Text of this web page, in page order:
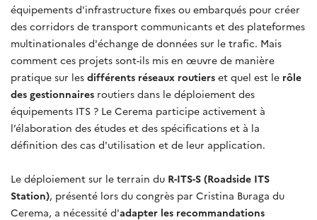
équipements d'infrastructure fixes ou embarqués pour créer
des corridors de transport communicants et des plateformes
multinationales d'échange de données sur le trafic. Mais
comment ces projets sont-ils mis en œuvre de manière
pratique sur les différents réseaux routiers et quel est le rôle
des gestionnaires routiers dans le déploiement des
équipements ITS ? Le Cerema participe activement à
l’élaboration des études et des spécifications et à la
définition des cas d'utilisation et de leur application.
Le déploiement sur le terrain du R-ITS-S (Roadside ITS
Station), présenté lors du congrès par Cristina Buraga du
Cerema, a nécessité d'adapter les recommandations